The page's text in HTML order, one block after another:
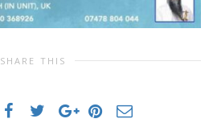
SHARE THIS